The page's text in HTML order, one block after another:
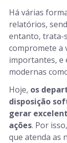
Há várias
relatórios,
entanto, trata-
compromete a
importantes, e
modernas
Hoje, os
disposição
gerar
ações. Por
que atenda as